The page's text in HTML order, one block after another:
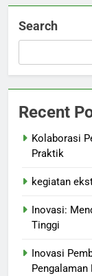
Search
Recent
Kolaborasi
Praktik
kegiatan
Inovasi:
Tinggi
Inovasi
Pengalaman